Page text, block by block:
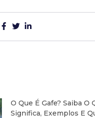
O Que É Gafe? Saiba O
Significa, Exemplos E